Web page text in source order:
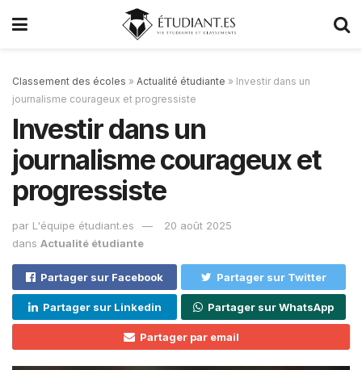
Classement des écoles » Actualité étudiante » Investir dans un
journalisme courageux et progressiste
Investir dans un
journalisme courageux et
progressiste
par L'équipe étudiant.es
20 août 2025
dans Actualité étudiante
Partager sur Facebook Partager sur Twitter
Partager sur Linkedin Partager sur WhatsApp
Partager par email